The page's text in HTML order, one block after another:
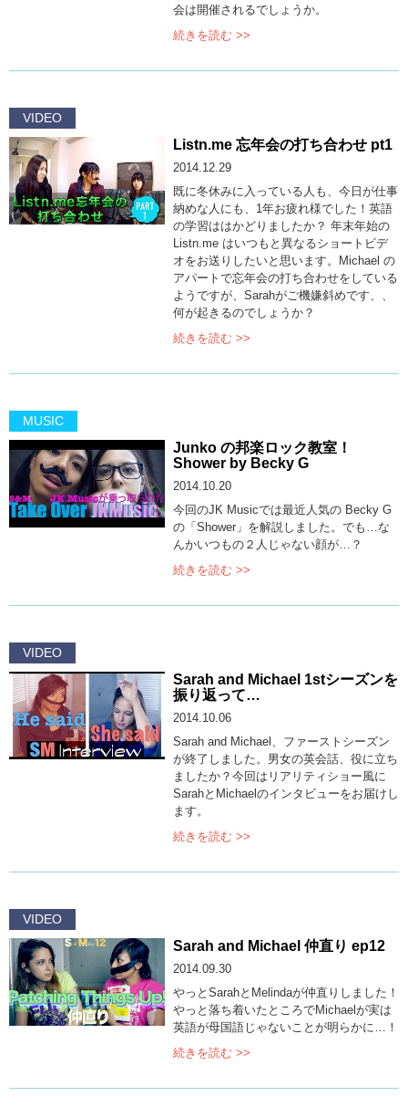
会は開催されるでしょうか。
続きを読む >>
VIDEO
Listn.me 忘年会の打ち合わせ pt1
2014.12.29
既に冬休みに入っている人も、今日が仕事
納めな人にも、1年お疲れ様でした！英語
の学習ははかどりましたか？ 年末年始の
Listn.me はいつもと異なるショートビデ
オをお送りしたいと思います。Michael の
アパートで忘年会の打ち合わせをしている
ようですが、Sarahがご機嫌斜めです、、
何が起きるのでしょうか？
続きを読む >>
MUSIC
Junko の邦楽ロック教室！
Shower by Becky G
2014.10.20
今回のJK Musicでは最近人気の Becky G
の「Shower」を解説しました。でも…な
んかいつもの２人じゃない顔が…？
続きを読む >>
VIDEO
Sarah and Michael 1stシーズンを
振り返って…
2014.10.06
Sarah and Michael、ファーストシーズン
が終了しました。男女の英会話、役に立ち
ましたか？今回はリアリティショー風に
SarahとMichaelのインタビューをお届けし
ます。
続きを読む >>
VIDEO
Sarah and Michael 仲直り ep12
2014.09.30
やっとSarahとMelindaが仲直りしました！
やっと落ち着いたところでMichaelが実は
英語が母国語じゃないことが明らかに…！
続きを読む >>